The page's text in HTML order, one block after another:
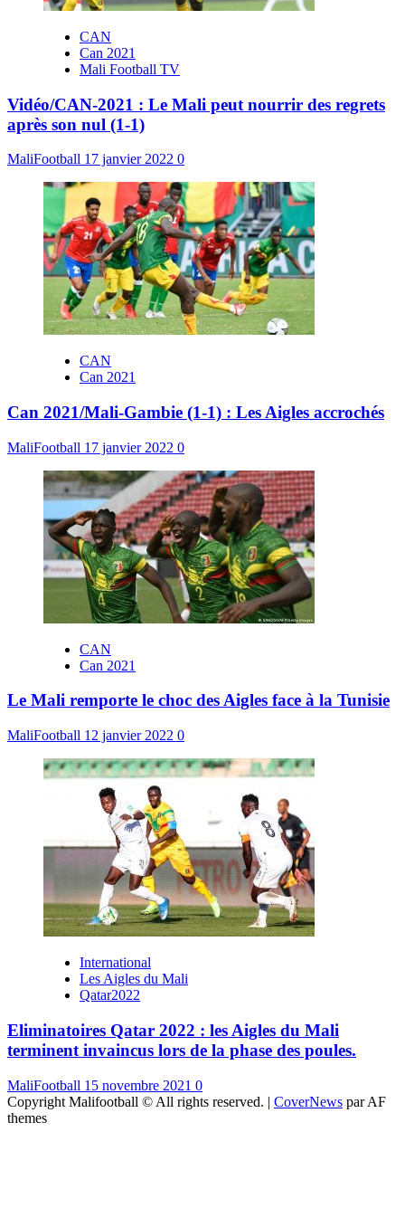
CAN
Can 2021
Mali Football TV
Vidéo/CAN-2021 : Le Mali peut nourrir des regrets
après son nul (1-1)
MaliFootball 17 janvier 2022 0
CAN
Can 2021
Can 2021/Mali-Gambie (1-1) : Les Aigles accrochés
MaliFootball 17 janvier 2022 0
CAN
Can 2021
Le Mali remporte le choc des Aigles face à la Tunisie
MaliFootball 12 janvier 2022 0
International
Les Aigles du Mali
Qatar2022
Eliminatoires Qatar 2022 : les Aigles du Mali
terminent invaincus lors de la phase des poules.
MaliFootball 15 novembre 2021 0
Copyright Malifootball © All rights reserved. | CoverNews par AF
themes